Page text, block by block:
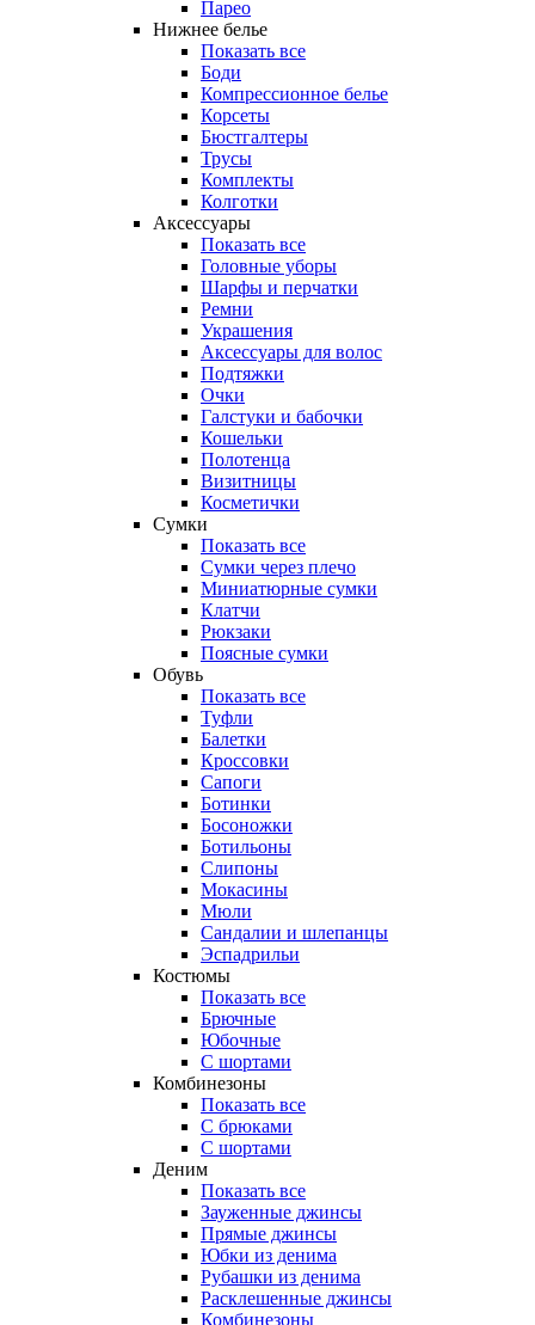
Парео
Нижнее белье
Показать все
Боди
Компрессионное белье
Корсеты
Бюстгалтеры
Трусы
Комплекты
Колготки
Аксессуары
Показать все
Головные уборы
Шарфы и перчатки
Ремни
Украшения
Аксессуары для волос
Подтяжки
Очки
Галстуки и бабочки
Кошельки
Полотенца
Визитницы
Косметички
Сумки
Показать все
Сумки через плечо
Миниатюрные cумки
Клатчи
Рюкзаки
Поясные сумки
Обувь
Показать все
Туфли
Балетки
Кроссовки
Сапоги
Ботинки
Босоножки
Ботильоны
Слипоны
Мокасины
Мюли
Сандалии и шлепанцы
Эспадрильи
Костюмы
Показать все
Брючные
Юбочные
С шортами
Комбинезоны
Показать все
С брюками
С шортами
Деним
Показать все
Зауженные джинсы
Прямые джинсы
Юбки из денима
Рубашки из денима
Расклешенные джинсы
Комбинезоны